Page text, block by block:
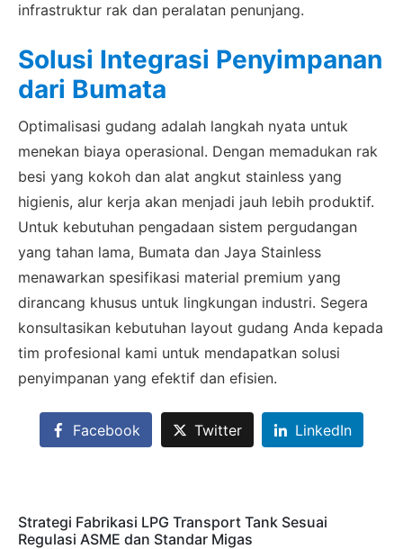
infrastruktur rak dan peralatan penunjang.
Solusi Integrasi Penyimpanan
dari Bumata
Optimalisasi gudang adalah langkah nyata untuk
menekan biaya operasional. Dengan memadukan rak
besi yang kokoh dan alat angkut stainless yang
higienis, alur kerja akan menjadi jauh lebih produktif.
Untuk kebutuhan pengadaan sistem pergudangan
yang tahan lama, Bumata dan Jaya Stainless
menawarkan spesifikasi material premium yang
dirancang khusus untuk lingkungan industri. Segera
konsultasikan kebutuhan layout gudang Anda kepada
tim profesional kami untuk mendapatkan solusi
penyimpanan yang efektif dan efisien.
Facebook Twitter LinkedIn
Strategi Fabrikasi LPG Transport Tank Sesuai
Regulasi ASME dan Standar Migas